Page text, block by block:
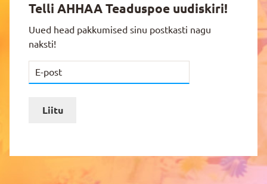
Telli AHHAA Teaduspoe uudiskiri!
Uued head pakkumised sinu postkasti nagu
naksti!
Liitu